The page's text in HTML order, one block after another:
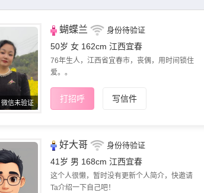
信未验证
蝴蝶兰 身份待验证
50岁 女 162cm 江西宜春
76年生人，江西省宜春市，丧偶，用时间锁住
爱。。
打招呼 写信件
好大哥 身份待验证
41岁 男 168cm 江西宜春
这个人很懒，暂时没有更新个人简介，快邀请
Ta介绍一下自己吧！